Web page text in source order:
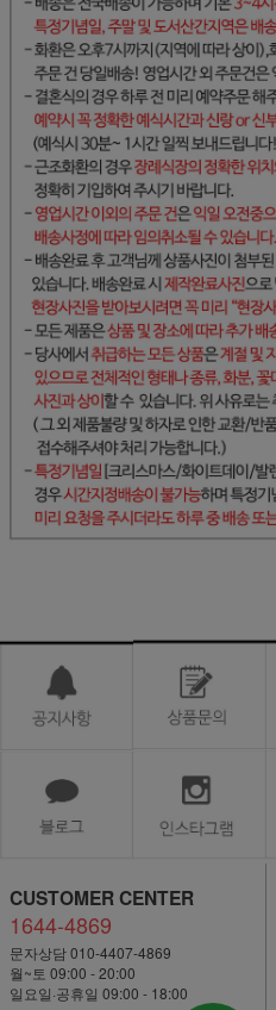
CUSTOMER CENTER
1644-4869
문자상담 010-4407-4869
월~토 09:00 - 20:00
일요일·공휴일 09:00 - 18:00